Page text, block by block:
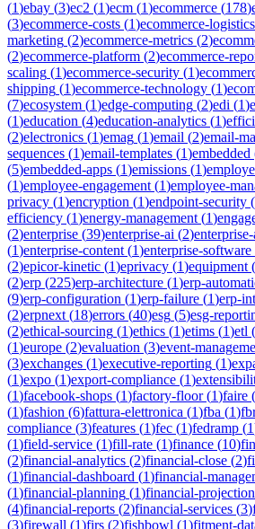
(1)ebay (3)ec2 (1)ecm (1)ecommerce (178)
(3)ecommerce-costs (1)ecommerce-logistics
marketing (2)ecommerce-metrics (2)
(2)ecommerce-platform (2)ecommerce-
scaling (1)ecommerce-security (1)
shipping (1)ecommerce-technology (1)
(7)ecosystem (1)edge-computing (2)edi (1)
(1)education (4)education-analytics (1)
(2)electronics (1)emag (1)email (2)email-
sequences (1)email-templates (1)embedded
(5)embedded-apps (1)emissions (1)
(1)employee-engagement (1)employee-
privacy (1)encryption (1)endpoint-security (
efficiency (1)energy-management (1)
(2)enterprise (39)enterprise-ai (2)
(1)enterprise-content (1)enterprise-software
(2)epicor-kinetic (1)eprivacy (1)equipment (
(2)erp (225)erp-architecture (1)erp-
(9)erp-configuration (1)erp-failure (1)erp-
(2)erpnext (18)errors (40)esg (5)esg-
(2)ethical-sourcing (1)ethics (1)etims (1)etl (
(1)europe (2)evaluation (3)event-
(3)exchanges (1)executive-reporting (1)
(1)expo (1)export-compliance (1)
(1)facebook-shops (1)factory-floor(1)faire (
(1)fashion (6)fattura-elettronica (1)fba (1)
compliance (3)features (1)fec (1)fedramp (1
(1)field-service (1)fill-rate (1)finance (10)
(2)financial-analytics (2)financial-close (2)
(1)financial-dashboard (1)financial-
(1)financial-planning (1)financial-
(4)financial-reports (2)financial-services (3)
(3)firewall (1)firs (2)fishbowl (1)fitment-